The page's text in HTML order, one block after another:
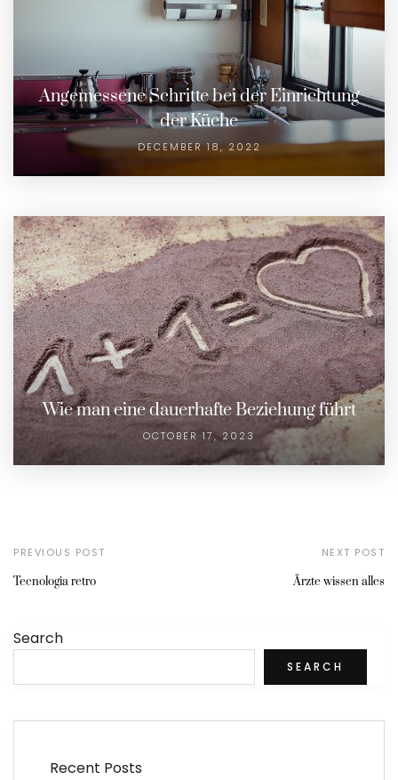
Angemessene Schritte bei der Einrichtung
der Küche
DECEMBER 18, 2022
Wie man eine dauerhafte Beziehung führt
OCTOBER 17, 2023
PREVIOUS POST
Tecnologia retro
NEXT POST
Ärzte wissen alles
Search
SEARCH
Recent Posts